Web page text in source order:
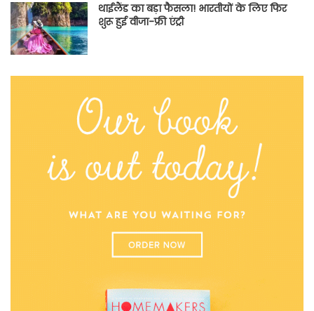
थाईलैंड का बड़ा फैसला! भारतीयों के लिए फिर
शुरू हुई वीजा-फ्री एंट्री